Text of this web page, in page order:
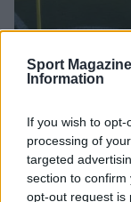
Sport
Information
If you wish to
processing of
targeted
section to
opt-out request is
Napoli-
dell’amichevole
CALCIO